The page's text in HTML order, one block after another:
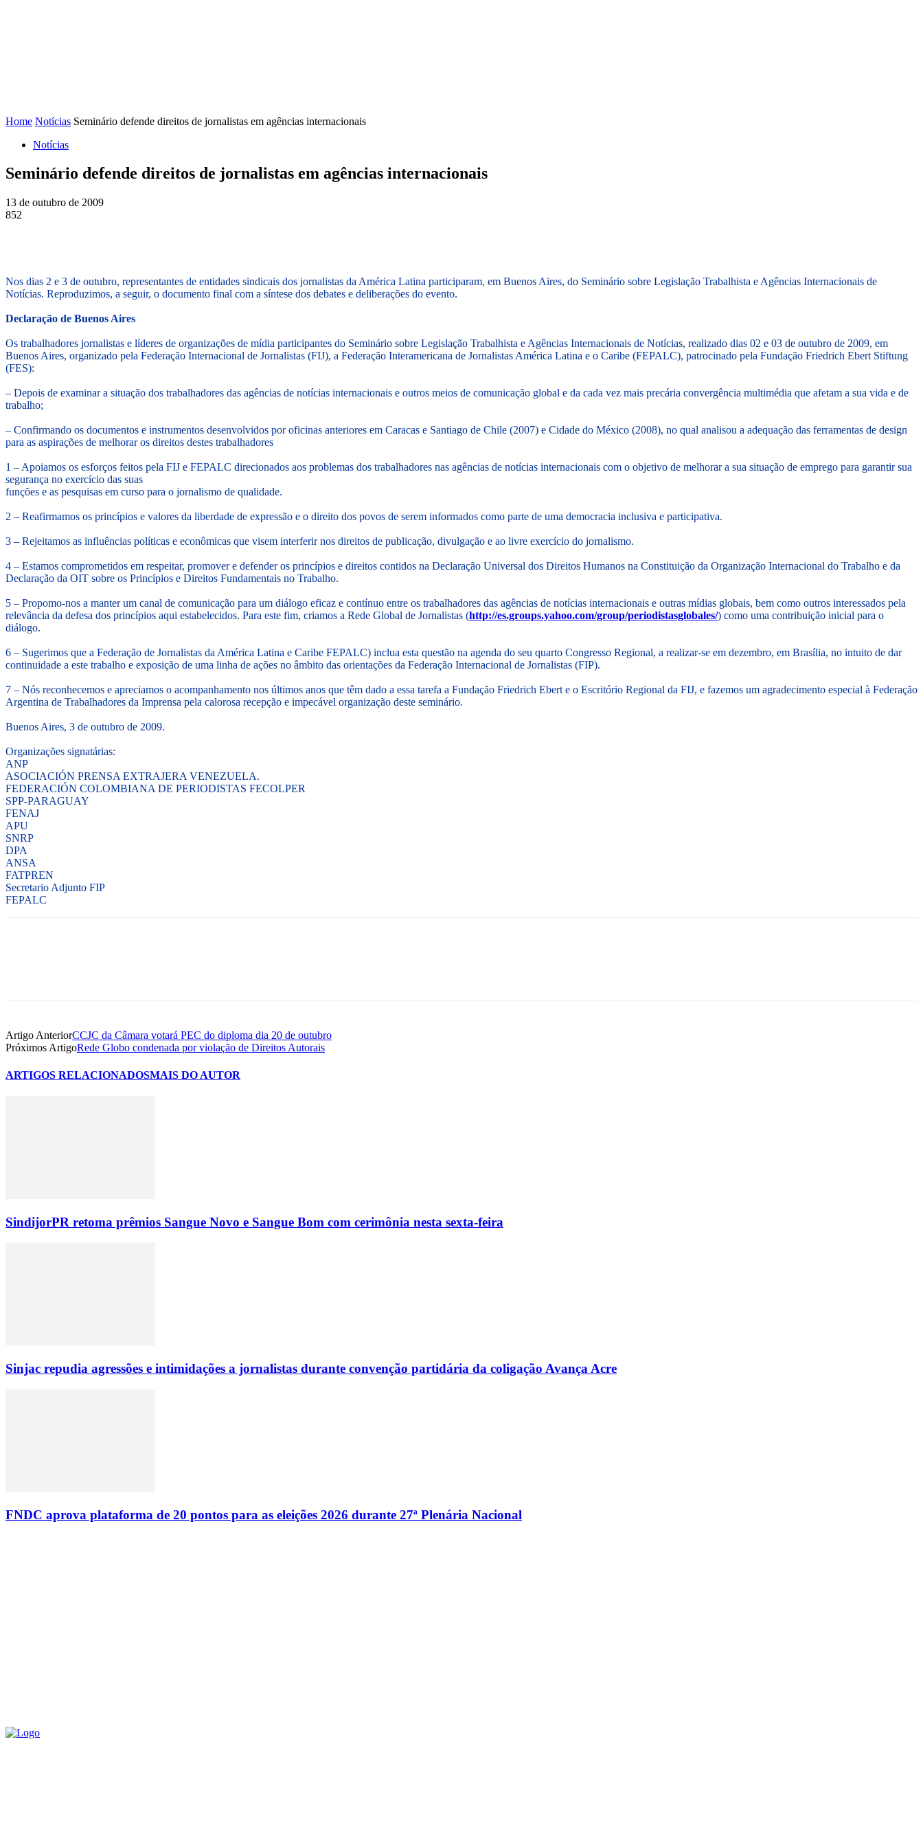
Home Notícias Seminário defende direitos de jornalistas em agências internacionais
Notícias
Seminário defende direitos de jornalistas em agências internacionais
13 de outubro de 2009
852
Nos dias 2 e 3 de outubro, representantes de entidades sindicais dos jornalistas da América Latina participaram, em Buenos Aires, do Seminário sobre Legislação Trabalhista e Agências Internacionais de
Notícias. Reproduzimos, a seguir, o documento final com a síntese dos debates e deliberações do evento.
Declaração de Buenos Aires
Os trabalhadores jornalistas e líderes de organizações de mídia participantes do Seminário sobre Legislação Trabalhista e Agências Internacionais de Notícias, realizado dias 02 e 03 de outubro de 2009, em
Buenos Aires, organizado pela Federação Internacional de Jornalistas (FIJ), a Federação Interamericana de Jornalistas América Latina e o Caribe (FEPALC), patrocinado pela Fundação Friedrich Ebert Stiftung
(FES):
– Depois de examinar a situação dos trabalhadores das agências de notícias internacionais e outros meios de comunicação global e da cada vez mais precária convergência multimédia que afetam a sua vida e de
trabalho;
– Confirmando os documentos e instrumentos desenvolvidos por oficinas anteriores em Caracas e Santiago de Chile (2007) e Cidade do México (2008), no qual analisou a adequação das ferramentas de design
para as aspirações de melhorar os direitos destes trabalhadores
1 – Apoiamos os esforços feitos pela FIJ e FEPALC direcionados aos problemas dos trabalhadores nas agências de notícias internacionais com o objetivo de melhorar a sua situação de emprego para garantir sua
segurança no exercício das suas
funções e as pesquisas em curso para o jornalismo de qualidade.
2 – Reafirmamos os princípios e valores da liberdade de expressão e o direito dos povos de serem informados como parte de uma democracia inclusiva e participativa.
3 – Rejeitamos as influências políticas e econômicas que visem interferir nos direitos de publicação, divulgação e ao livre exercício do jornalismo.
4 – Estamos comprometidos em respeitar, promover e defender os princípios e direitos contidos na Declaração Universal dos Direitos Humanos na Constituição da Organização Internacional do Trabalho e da
Declaração da OIT sobre os Princípios e Direitos Fundamentais no Trabalho.
5 – Propomo-nos a manter um canal de comunicação para um diálogo eficaz e contínuo entre os trabalhadores das agências de notícias internacionais e outras mídias globais, bem como outros interessados pela
relevância da defesa dos princípios aqui estabelecidos. Para este fim, criamos a Rede Global de Jornalistas (http://es.groups.yahoo.com/group/periodistasglobales/) como uma contribuição inicial para o
diálogo.
6 – Sugerimos que a Federação de Jornalistas da América Latina e Caribe FEPALC) inclua esta questão na agenda do seu quarto Congresso Regional, a realizar-se em dezembro, em Brasília, no intuito de dar
continuidade a este trabalho e exposição de uma linha de ações no âmbito das orientações da Federação Internacional de Jornalistas (FIP).
7 – Nós reconhecemos e apreciamos o acompanhamento nos últimos anos que têm dado a essa tarefa a Fundação Friedrich Ebert e o Escritório Regional da FIJ, e fazemos um agradecimento especial à Federação
Argentina de Trabalhadores da Imprensa pela calorosa recepção e impecável organização deste seminário.
Buenos Aires, 3 de outubro de 2009.
Organizações signatárias:
ANP
ASOCIACIÓN PRENSA EXTRAJERA VENEZUELA.
FEDERACIÓN COLOMBIANA DE PERIODISTAS FECOLPER
SPP-PARAGUAY
FENAJ
APU
SNRP
DPA
ANSA
FATPREN
Secretario Adjunto FIP
FEPALC
Artigo AnteriorCCJC da Câmara votará PEC do diploma dia 20 de outubro
Próximos ArtigoRede Globo condenada por violação de Direitos Autorais
ARTIGOS RELACIONADOSMAIS DO AUTOR
SindijorPR retoma prêmios Sangue Novo e Sangue Bom com cerimônia nesta sexta-feira
Sinjac repudia agressões e intimidações a jornalistas durante convenção partidária da coligação Avança Acre
FNDC aprova plataforma de 20 pontos para as eleições 2026 durante 27ª Plenária Nacional